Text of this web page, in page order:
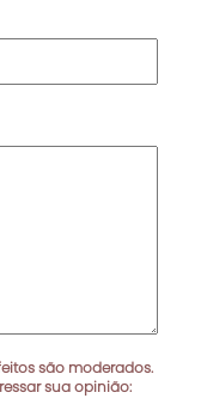
são moderados.
sua opinião: